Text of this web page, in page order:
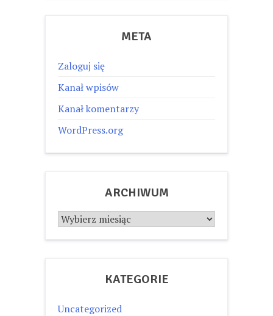
META
Zaloguj się
Kanał wpisów
Kanał komentarzy
WordPress.org
ARCHIWUM
Archiwum
KATEGORIE
Uncategorized